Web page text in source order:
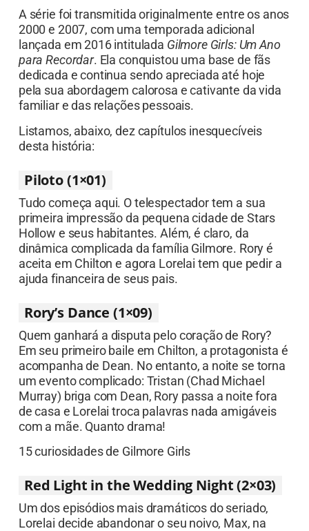
A série foi transmitida originalmente entre os anos
2000 e 2007, com uma temporada adicional
lançada em 2016 intitulada Gilmore Girls: Um Ano
para Recordar. Ela conquistou uma base de fãs
dedicada e continua sendo apreciada até hoje
pela sua abordagem calorosa e cativante da vida
familiar e das relações pessoais.
Listamos, abaixo, dez capítulos inesquecíveis
desta história:
Piloto (1×01)
Tudo começa aqui. O telespectador tem a sua
primeira impressão da pequena cidade de Stars
Hollow e seus habitantes. Além, é claro, da
dinâmica complicada da família Gilmore. Rory é
aceita em Chilton e agora Lorelai tem que pedir a
ajuda financeira de seus pais.
Rory’s Dance (1×09)
Quem ganhará a disputa pelo coração de Rory?
Em seu primeiro baile em Chilton, a protagonista é
acompanha de Dean. No entanto, a noite se torna
um evento complicado: Tristan (Chad Michael
Murray) briga com Dean, Rory passa a noite fora
de casa e Lorelai troca palavras nada amigáveis
com a mãe. Quanto drama!
15 curiosidades de Gilmore Girls
Red Light in the Wedding Night (2×03)
Um dos episódios mais dramáticos do seriado,
Lorelai decide abandonar o seu noivo, Max, na